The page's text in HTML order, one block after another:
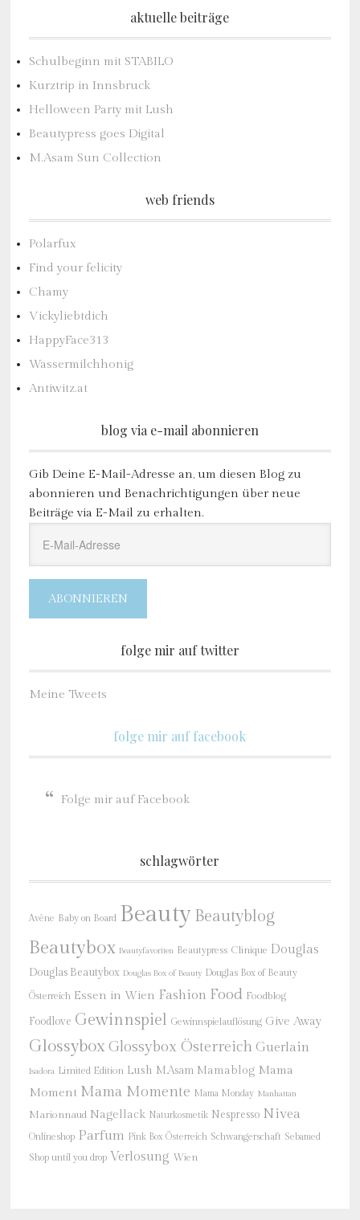
aktuelle beiträge
Schulbeginn mit STABILO
Kurztrip in Innsbruck
Helloween Party mit Lush
Beautypress goes Digital
M.Asam Sun Collection
web friends
Polarfux
Find your felicity
Chamy
Vickyliebtdich
HappyFace313
Wassermilchhonig
Antiwitz.at
blog via e-mail abonnieren
Gib Deine E-Mail-Adresse an, um diesen Blog zu
abonnieren und Benachrichtigungen über neue
Beiträge via E-Mail zu erhalten.
Mail-
Adresse
ABONNIEREN
folge mir auf twitter
Meine Tweets
folge mir auf facebook
Folge mir auf Facebook
schlagwörter
Avène Baby on Board Beauty Beautyblog
Beautybox Beautyfavoriten Beautypress Clinique Douglas
Douglas Beautybox Douglas Box of Beauty Douglas Box of Beauty
Österreich Essen in Wien Fashion Food Foodblog
Foodlove Gewinnspiel Gewinnspielauflösung Give Away
GlossyboxGlossybox Österreich Guerlain
Isadora Limited Edition Lush M.Asam Mamablog Mama
Moment Mama Momente Mama Monday Manhattan
Marionnaud Nagellack Naturkosmetik Nespresso Nivea
Onlineshop Parfum Pink Box Österreich Schwangerschaft Sebamed
Shop until you drop Verlosung Wien